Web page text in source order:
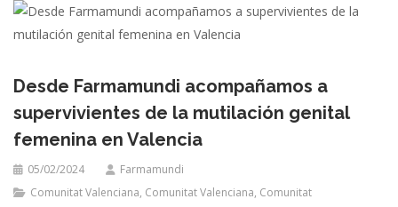
Desde Farmamundi acompañamos a
supervivientes de la mutilación genital
femenina en Valencia
05/02/2024
Farmamundi
Comunitat Valenciana, Comunitat Valenciana, Comunitat